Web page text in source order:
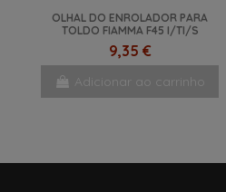
OLHAL DO ENROLADOR PARA
TOLDO FIAMMA F45 I/TI/S
9,35 €
Adicionar ao carrinho